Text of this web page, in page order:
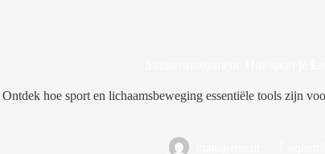
Ontdek hoe sport en lichaamsbeweging essentiële tools zijn